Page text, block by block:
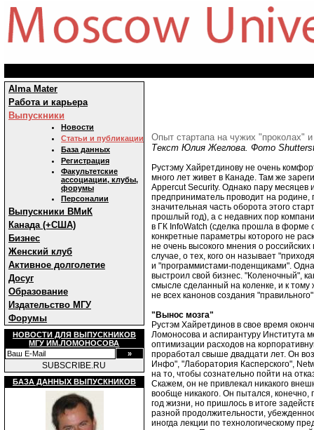
Alma Mater
Работа и карьера
Выпускники
Новости
Статьи и публикации
База данных
Регистрация
Факультетские
ассоциации, клубы,
форумы
Персоналии
Выпускники ВМиК
Канада (+США)
Бизнес
Женский клуб
Активное долголетие
Досуг
Образование
Издательство МГУ
Форумы
НОВОСТИ ДЛЯ ВЫПУСКНИКОВ
МГУ ИМ.ЛОМОНОСОВА
SUBSCRIBE.RU
БАЗА ДАННЫХ ВЫПУСКНИКОВ
Опыт стартапа на чужих "проколах"
Текст Юлия Жеглова. Фото
Рустэму Хайретдинову не очень
много лет живет в Канаде. Там же
Appercut Security. Однако пару месяцев
предприниматель проводит на родине,
значительная часть оборота этого
прошлый год), а с недавних пор
в ГК InfoWatch (сделка прошла в форме
конкретные параметры которого не
не очень высокого мнения о
случае, о тех, кого он называет
и "программистами-поденщиками".
выстроил свой бизнес. "Коленочный",
смысле сделанный на коленке, и к
не всех канонов создания
"Вынос мозга"
Рустэм Хайретдинов в свое время
Ломоносова и аспирантуру Института
оптимизации расходов на
проработал свыше двадцати лет. Он
Инфо", "Лаборатория Касперского",
на то, чтобы сознательно пойти на
Скажем, он не привлекал никакого
вообще никакого. Он пытался,
год жизни, но пришлось в итоге
разной продолжительности,
иногда лекции по технологическому